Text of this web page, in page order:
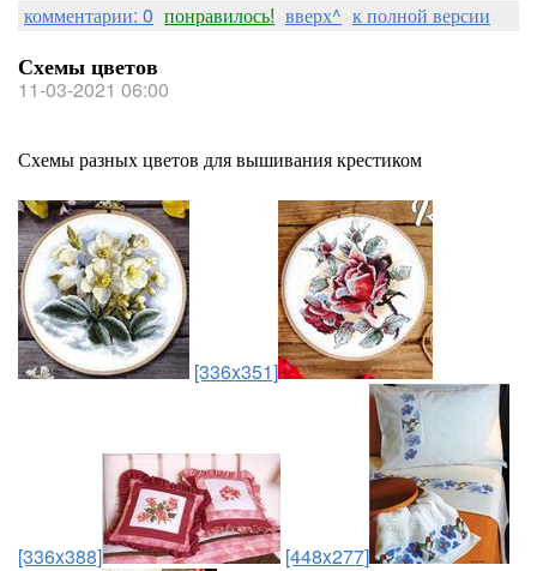
комментарии: 0 понравилось! вверх^ к полной версии
Схемы цветов
11-03-2021 06:00
Схемы разных цветов для вышивания крестиком
[336x351]
[336x388] [448x277]